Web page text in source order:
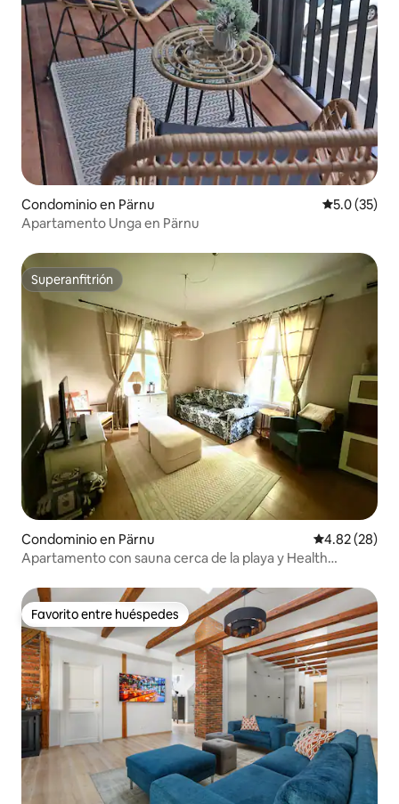
Condominio en Pärnu Calificación
5.0 (35)
Apartamento Unga en Pärnu
Superanfitrión
Superanfitrión
Condominio en Pärnu Calificación
4.82 (28)
Apartamento con sauna cerca de la playa y Health
Favorito entre huéspedes
Favorito entre huéspedes